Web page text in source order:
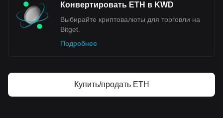
Конвертировать ETH в KWD
Выбирайте криптовалюты для торговли на
Bitget.
Подробнее
Купить/продать ETH